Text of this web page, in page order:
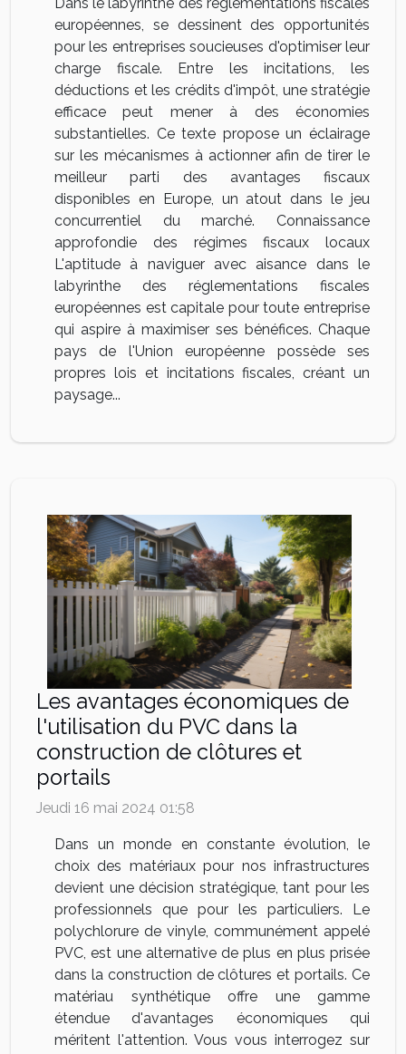
européennes, se dessinent des opportunités
pour les entreprises soucieuses d'optimiser leur
charge fiscale. Entre les incitations, les
déductions et les crédits d'impôt, une stratégie
efficace peut mener à des économies
substantielles. Ce texte propose un éclairage
sur les mécanismes à actionner afin de tirer le
meilleur parti des avantages fiscaux
disponibles en Europe, un atout dans le jeu
concurrentiel du marché. Connaissance
approfondie des régimes fiscaux locaux
L'aptitude à naviguer avec aisance dans le
labyrinthe des réglementations fiscales
européennes est capitale pour toute entreprise
qui aspire à maximiser ses bénéfices. Chaque
pays de l'Union européenne possède ses
propres lois et incitations fiscales, créant un
paysage...
Les avantages économiques de
l'utilisation du PVC dans la
construction de clôtures et
portails
Jeudi 16 mai 2024 01:58
Dans un monde en constante évolution, le
choix des matériaux pour nos infrastructures
devient une décision stratégique, tant pour les
professionnels que pour les particuliers. Le
polychlorure de vinyle, communément appelé
PVC, est une alternative de plus en plus prisée
dans la construction de clôtures et portails. Ce
matériau synthétique offre une gamme
étendue d'avantages économiques qui
méritent l'attention. Vous vous interrogez sur